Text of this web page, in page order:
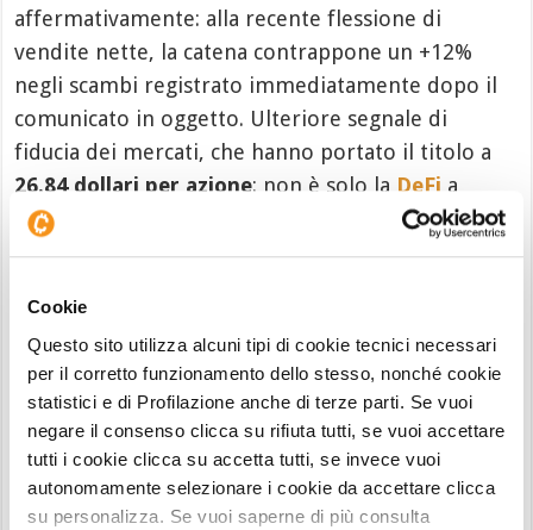
Cookie
Questo sito utilizza alcuni tipi di cookie tecnici necessari
per il corretto funzionamento dello stesso, nonché cookie
statistici e di Profilazione anche di terze parti. Se vuoi
negare il consenso clicca su rifiuta tutti, se vuoi accettare
tutti i cookie clicca su accetta tutti, se invece vuoi
autonomamente selezionare i cookie da accettare clicca
su personalizza. Se vuoi saperne di più consulta
affermativamente: alla recente flessione di
vendite nette, la catena contrappone un +12%
negli scambi registrato immediatamente dopo il
comunicato in oggetto. Ulteriore segnale di
fiducia dei mercati, che hanno portato il titolo a
26.84 dollari per azione: non è solo la DeFi a
credere nel progetto.
sul piano degli investimenti a lungo termine che
per quanto riguarda la responsabilità che si
assume, andando a supportare il rilancio di
un’azienda tanto amata in tutto il mondo. E in
quanto a responsabilità,FTX sembra poter
sopportare alla grande
incarichi ben più gravosi.